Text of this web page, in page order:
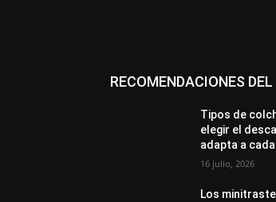
RECOMENDACIONES
Tipos de
elegir el
adapta a
16 julio, 2026
Los